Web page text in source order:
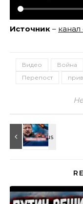
Источник –
Видео Война
Перепост